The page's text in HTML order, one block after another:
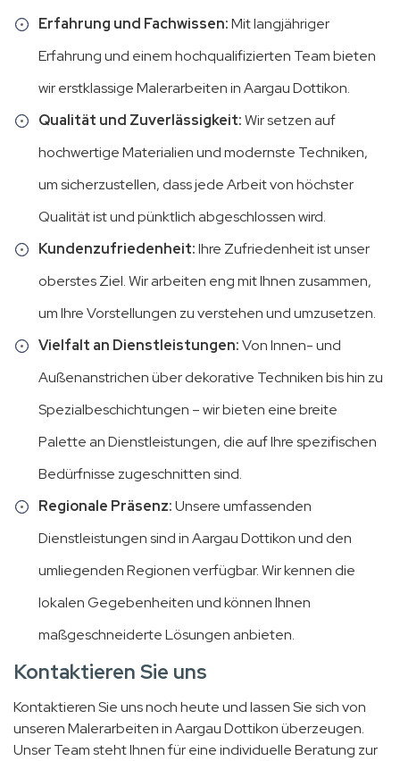
Erfahrung und Fachwissen:Mit langjähriger
Erfahrung und einem hochqualifizierten Team bieten
wir erstklassige Malerarbeiten in Aargau Dottikon.
Qualität und Zuverlässigkeit:Wir setzen auf
hochwertige Materialien und modernste Techniken,
um sicherzustellen, dass jede Arbeit von höchster
Qualität ist und pünktlich abgeschlossen wird.
Kundenzufriedenheit:Ihre Zufriedenheit ist unser
oberstes Ziel. Wir arbeiten eng mit Ihnen zusammen,
um Ihre Vorstellungen zu verstehen und umzusetzen.
Vielfalt an Dienstleistungen:Von Innen- und
Außenanstrichen über dekorative Techniken bis hin zu
Spezialbeschichtungen – wir bieten eine breite
Palette an Dienstleistungen, die auf Ihre spezifischen
Bedürfnisse zugeschnitten sind.
Regionale Präsenz:Unsere umfassenden
Dienstleistungen sind in Aargau Dottikon und den
umliegenden Regionen verfügbar. Wir kennen die
lokalen Gegebenheiten und können Ihnen
maßgeschneiderte Lösungen anbieten.
Kontaktieren Sie uns
Kontaktieren Sie uns noch heute und lassen Sie sich von
unseren Malerarbeiten in Aargau Dottikon überzeugen.
Unser Team steht Ihnen für eine individuelle Beratung zur